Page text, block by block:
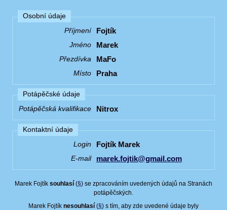
Osobní údaje
Příjmení
Fojtík
Jméno Marek
Přezdívka MaFo
Místo Praha
Potápěčské údaje
Potápěčská kvalifikace
Nitrox
Kontaktní údaje
Login
Fojtík Marek
E-mail marek.fojtik@gmail.com
Marek Fojtík souhlasí(§) se zpracováním uvedených údajů na Stranách
potápěčských.
Marek Fojtík nesouhlasí(§) s tím, aby zde uvedené údaje byly